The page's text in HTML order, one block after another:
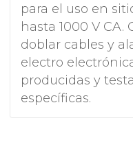
para el uso en
hasta 1000 V
doblar cables y
electro
producidas y
específicas.